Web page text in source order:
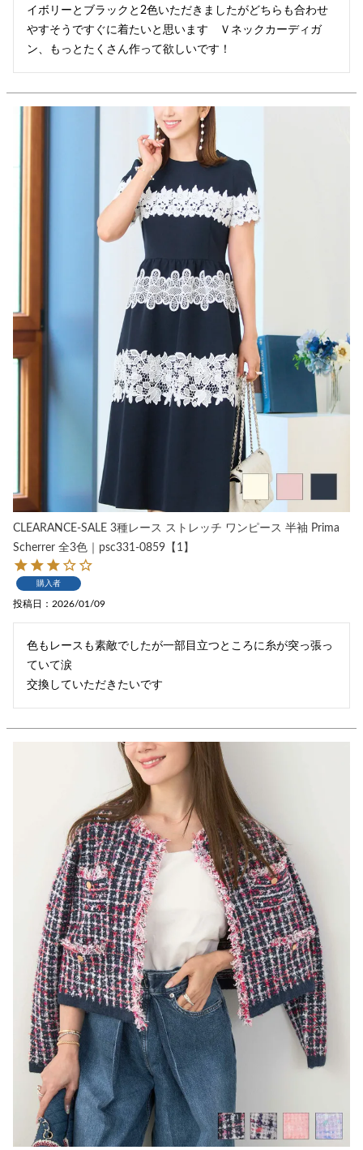
イボリーとブラックと2色いただきましたがどちらも合わせ
やすそうですぐに着たいと思います　Ｖネックカーディガ
ン、もっとたくさん作って欲しいです！
CLEARANCE-SALE 3種レース ストレッチ ワンピース 半袖 Prima
Scherrer 全3色｜psc331-0859【1】
購入者
投稿日 2026/01/09
色もレースも素敵でしたが一部目立つところに糸が突っ張っ
ていて涙
交換していただきたいです